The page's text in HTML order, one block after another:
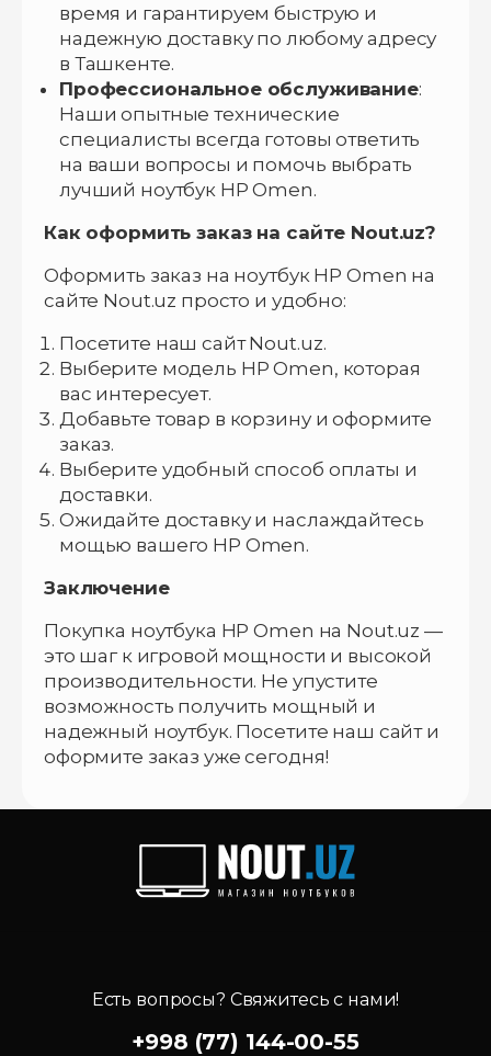
время и гарантируем быструю и
надежную доставку по любому адресу
в Ташкенте.
Профессиональное обслуживание:
Наши опытные технические
специалисты всегда готовы ответить
на ваши вопросы и помочь выбрать
лучший ноутбук HP Omen.
Как оформить заказ на сайте Nout.uz?
Оформить заказ на ноутбук HP Omen на
сайте Nout.uz просто и удобно:
Посетите наш сайт Nout.uz.
Выберите модель HP Omen, которая
вас интересует.
Добавьте товар в корзину и оформите
заказ.
Выберите удобный способ оплаты и
доставки.
Ожидайте доставку и наслаждайтесь
мощью вашего HP Omen.
Заключение
Покупка ноутбука HP Omen на Nout.uz —
это шаг к игровой мощности и высокой
производительности. Не упустите
возможность получить мощный и
надежный ноутбук. Посетите наш сайт и
оформите заказ уже сегодня!
Есть вопросы? Свяжитесь с нами!
+998 (77) 144-00-55